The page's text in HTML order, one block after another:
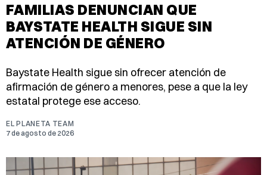
FAMILIAS DENUNCIAN QUE
BAYSTATE HEALTH SIGUE SIN
ATENCIÓN DE GÉNERO
Baystate Health sigue sin ofrecer atención de
afirmación de género a menores, pese a que la ley
estatal protege ese acceso.
EL PLANETA TEAM
7 de agosto de 2026